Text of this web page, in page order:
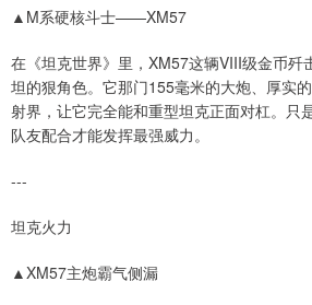
▲M系硬核斗士——XM57
在《坦克世界》里，XM57这辆VIII级金币歼
坦的狠角色。它那门155毫米的大炮、厚实
射界，让它完全能和重型坦克正面对杠。只
队友配合才能发挥最强威力。
---
坦克火力
▲XM57主炮霸气侧漏